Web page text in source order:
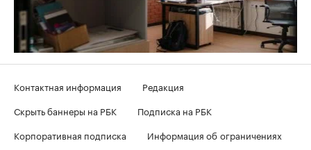
Контактная информация
Редакция
Скрыть баннеры на РБК
Подписка на РБК
Корпоративная подписка
Информация об ограничениях